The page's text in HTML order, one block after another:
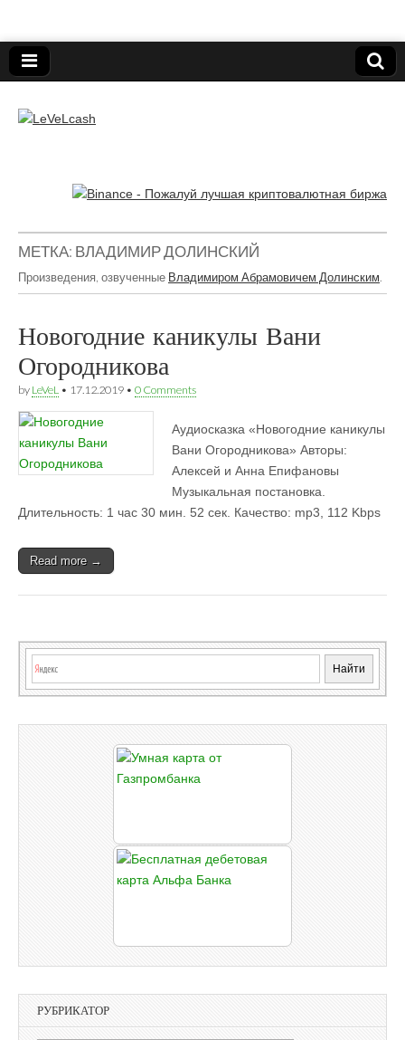
LeVeLcash
МЕТКА: ВЛАДИМИР ДОЛИНСКИЙ
Произведения, озвученные Владимиром Абрамовичем Долинским.
Новогодние каникулы Вани
Огородникова
by LeVeL • 17.12.2019 • 0 Comments
Аудиосказка «Новогодние каникулы
Вани Огородникова» Авторы:
Алексей и Анна Епифановы
Музыкальная постановка.
Длительность: 1 час 30 мин. 52 сек. Качество: mp3, 112 Kbps
Read more →
РУБРИКАТОР